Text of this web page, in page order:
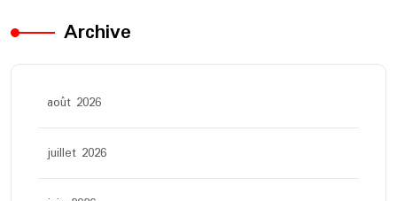
Archive
août 2026
juillet 2026